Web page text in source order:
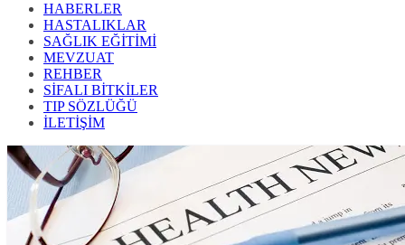
HABERLER
HASTALIKLAR
SAĞLIK EĞİTİMİ
MEVZUAT
REHBER
SİFALI BİTKİLER
TIP SÖZLÜĞÜ
İLETİŞİM